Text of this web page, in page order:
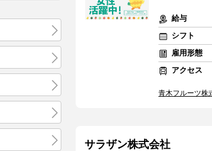
給与
シフト
雇用形態
アクセス
青木フルーツ株
サラザン株式会社